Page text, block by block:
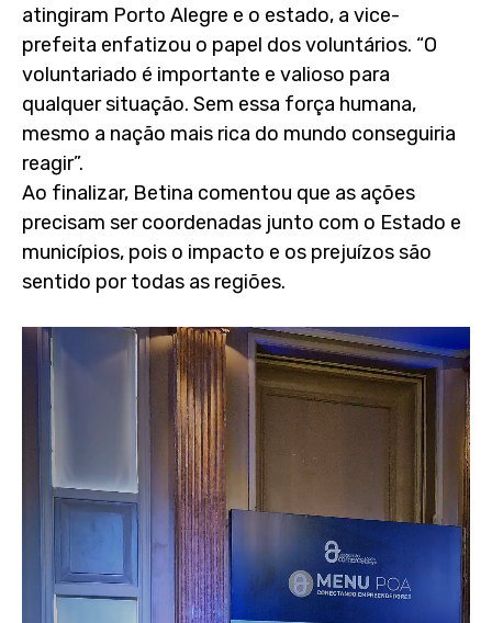
atingiram Porto Alegre e o estado, a vice-
prefeita enfatizou o papel dos voluntários. “O
voluntariado é importante e valioso para
qualquer situação. Sem essa força humana,
mesmo a nação mais rica do mundo conseguiria
reagir”.
Ao finalizar, Betina comentou que as ações
precisam ser coordenadas junto com o Estado e
municípios, pois o impacto e os prejuízos são
sentido por todas as regiões.
Tocador